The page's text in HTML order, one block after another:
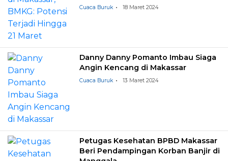
Cuaca Buruk 18 Maret 2024
Danny Danny Pomanto Imbau Siaga
Angin Kencang di Makassar
Cuaca Buruk 13 Maret 2024
Petugas Kesehatan BPBD Makassar
Beri Pendampingan Korban Banjir di